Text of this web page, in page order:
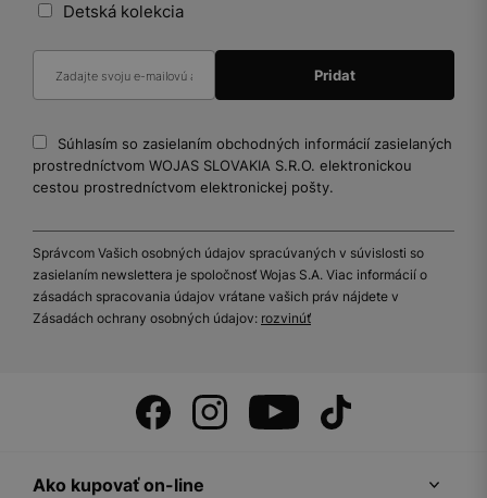
Detská kolekcia
Súhlasím so zasielaním obchodných informácií zasielaných
prostredníctvom WOJAS SLOVAKIA S.R.O. elektronickou
cestou prostredníctvom elektronickej pošty.
Správcom Vašich osobných údajov spracúvaných v súvislosti so
zasielaním newslettera je spoločnosť Wojas S.A. Viac informácií o
zásadách spracovania údajov vrátane vašich práv nájdete v
Zásadách ochrany osobných údajov: rozvinúť
Ako kupovať on-line